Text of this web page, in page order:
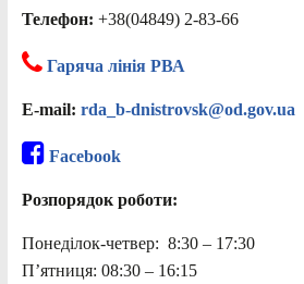
Телефон: +38(04849) 2-83-66
Гаряча лінія РВА
E-mail: rda_b-dnistrovsk@od.gov.ua
Facebook
Розпорядок роботи:
Понеділок-четвер: 8:30 – 17:30
П’ятниця: 08:30 – 16:15